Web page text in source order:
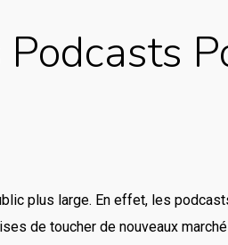
plus large. En effet, les
de toucher de nouveaux